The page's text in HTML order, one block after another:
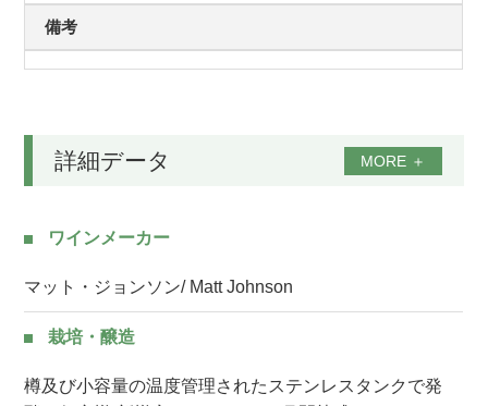
備考
詳細データ MORE ＋
ワインメーカー
マット・ジョンソン/ Matt Johnson
栽培・醸造
樽及び小容量の温度管理されたステンレスタンクで発